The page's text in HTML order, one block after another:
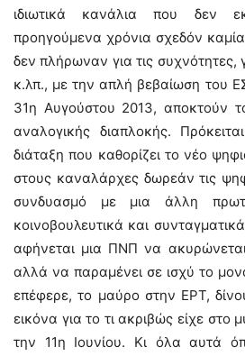
ιδιωτικά κανάλια που δεν
προηγούμενα χρόνια σχεδόν
δεν πλήρωναν για τις συχνότητες,
κ.λπ., με την απλή βεβαίωση του
31η Αυγούστου 2013, αποκτούν
αναλογικής διαπλοκής.
διάταξη που καθορίζει το νέο
στους καναλάρχες δωρεάν τις
συνδυασμό με μια άλλη
κοινοβουλευτικά και
αφήνεται μια ΠΝΠ να
αλλά να παραμένει σε ισχύ το
επέφερε, το μαύρο στην ΕΡΤ,
εικόνα για το τι ακριβώς είχε
την 11η Ιουνίου. Κι όλα αυτά